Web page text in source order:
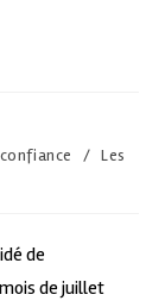
/ Les
de
de juillet